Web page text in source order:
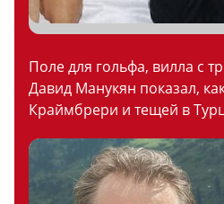
Поле для гольфа, вилла с
Давид Манукян показал,
Краймбрери и тещей в